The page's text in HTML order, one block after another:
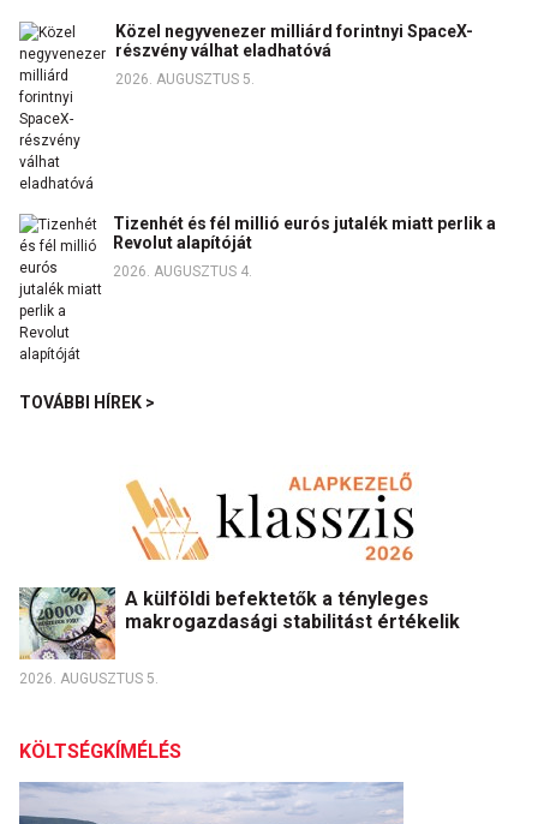
Közel negyvenezer milliárd forintnyi SpaceX-
részvény válhat eladhatóvá
2026. AUGUSZTUS 5.
Tizenhét és fél millió eurós jutalék miatt perlik a
Revolut alapítóját
2026. AUGUSZTUS 4.
TOVÁBBI HÍREK >
A külföldi befektetők a tényleges
makrogazdasági stabilitást értékelik
2026. AUGUSZTUS 5.
KÖLTSÉGKÍMÉLÉS